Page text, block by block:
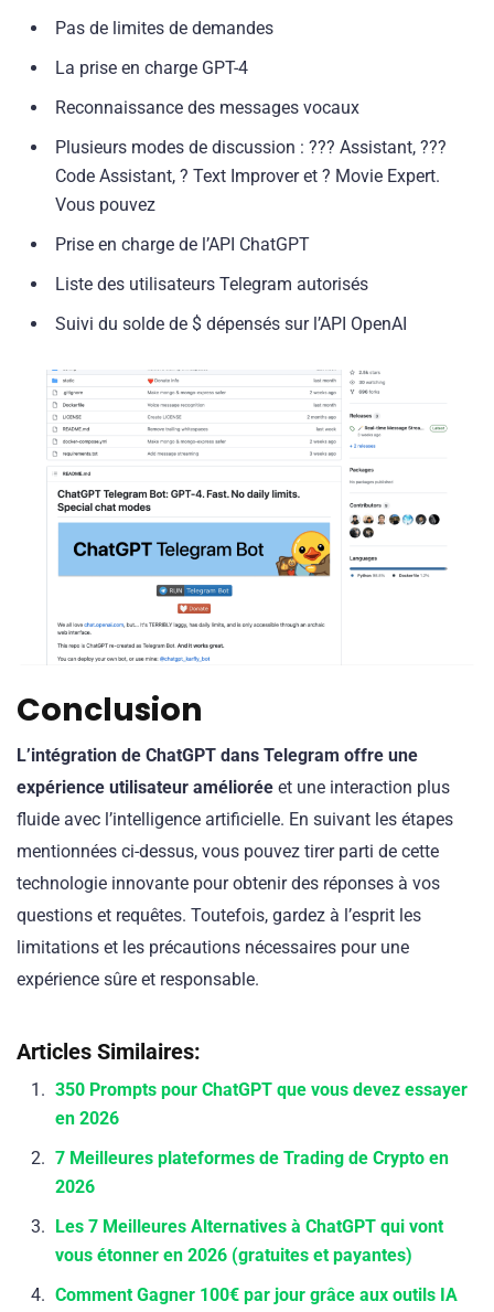
Pas de limites de demandes
La prise en charge GPT-4
Reconnaissance des messages vocaux
Plusieurs modes de discussion : ??‍? Assistant, ??‍?
Code Assistant, ? Text Improver et ? Movie Expert.
Vous pouvez
Prise en charge de l’API ChatGPT
Liste des utilisateurs Telegram autorisés
Suivi du solde de $ dépensés sur l’API OpenAI
Conclusion
L’intégration de ChatGPT dans Telegram offre une
expérience utilisateur améliorée et une interaction plus
fluide avec l’intelligence artificielle. En suivant les étapes
mentionnées ci-dessus, vous pouvez tirer parti de cette
technologie innovante pour obtenir des réponses à vos
questions et requêtes. Toutefois, gardez à l’esprit les
limitations et les précautions nécessaires pour une
expérience sûre et responsable.
Articles Similaires:
350 Prompts pour ChatGPT que vous devez essayer
en 2026
7 Meilleures plateformes de Trading de Crypto en
2026
Les 7 Meilleures Alternatives à ChatGPT qui vont
vous étonner en 2026 (gratuites et payantes)
Comment Gagner 100€ par jour grâce aux outils IA